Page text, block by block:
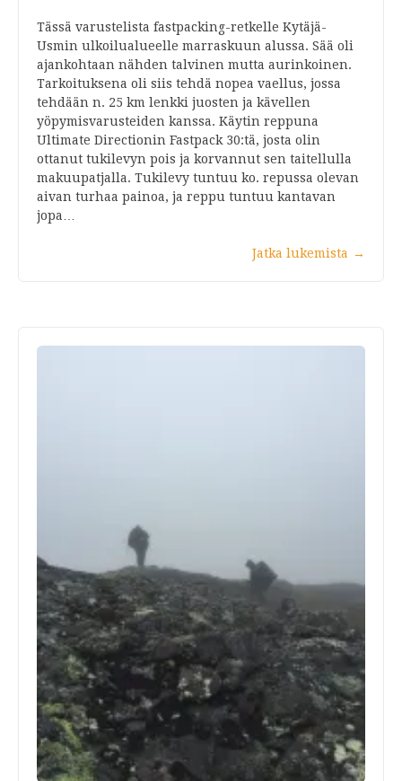
Tässä varustelista fastpacking-retkelle Kytäjä-
Usmin ulkoilualueelle marraskuun alussa. Sää oli
ajankohtaan nähden talvinen mutta aurinkoinen.
Tarkoituksena oli siis tehdä nopea vaellus, jossa
tehdään n. 25 km lenkki juosten ja kävellen
yöpymisvarusteiden kanssa. Käytin reppuna
Ultimate Directionin Fastpack 30:tä, josta olin
ottanut tukilevyn pois ja korvannut sen taitellulla
makuupatjalla. Tukilevy tuntuu ko. repussa olevan
aivan turhaa painoa, ja reppu tuntuu kantavan
jopa…
Jatka lukemista →